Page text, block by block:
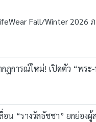
Fall/Winter 2026
ฏการณ์ใหม่! เปิดตัว “พระ
น “รางวัลธัชชา” ยกย่อง